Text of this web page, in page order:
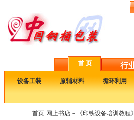
首 页 行
·设备工装 ·原辅材料 ·循环利用
首页-网上书店 －《印铁设备培训教程》